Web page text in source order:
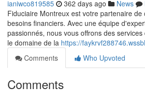
ianiwco819585 362 days ago News
Fiduciaire Montreux est votre partenaire de
besoins financiers. Avec une équipe
passionnés, nous vous offrons des
le domaine de la https://
Comments
Who Upvoted
Comments